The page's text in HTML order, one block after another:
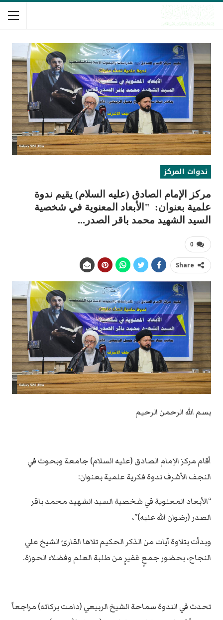
ندوات المركز
مركز الإمام الصادق (عليه السلام) يقيم ندوة
علمية بعنوان: "الأبعاد المعنوية في شخصية
السيد الشهيد محمد باقر الصدر...
0
Share
بسم الله الرحمن الرحيم
أقام مركز الإمام الصادق (عليه السلام) جامعة وبحوث في
النجف الأشرف ندوة فكرية علمية بعنوان:
“الأبعاد المعنوية في شخصية السيد الشهيد محمد باقر
الصدر (رضوان الله عليه)”،
وبدأت بتلاوة آيات من الذكر الحكيم تلاها القارئ الشيخ علي
النجاح، بحضور جمعٍ غفيرٍ من طلبة العلم وفضلاء الحوزة.
تحدث في الندوة سماحة الشيخ الربيعي (دامت بركاته) مراجعاً